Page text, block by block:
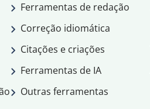
Ferramentas de redação
Correção idiomática
Citações e criações
Ferramentas de IA
Outras ferramentas